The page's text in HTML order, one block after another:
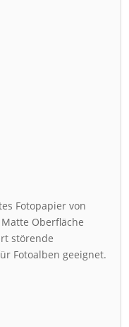
Fotopapier von
Oberfläche
störende
Fotoalben geeignet.